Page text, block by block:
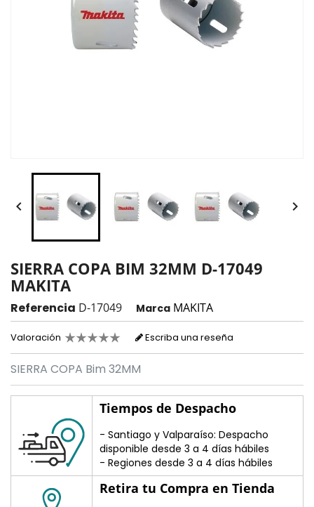
 
SIERRA COPA BIM 32MM D-17049
MAKITA
Referencia D-17049 Marca MAKITA
Valoración Escriba una reseña
SIERRA COPA Bim 32MM
Tiempos de Despacho
- Santiago y Valparaíso: Despacho
disponible desde 3 a 4 días hábiles
- Regiones desde 3 a 4 días hábiles
Retira tu Compra en Tienda